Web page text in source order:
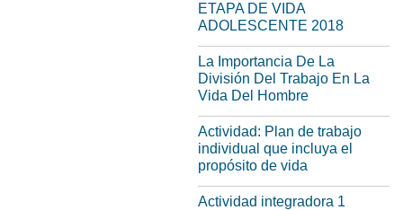
ETAPA DE VIDA
ADOLESCENTE 2018
La Importancia De La
División Del Trabajo En La
Vida Del Hombre
Actividad: Plan de trabajo
individual que incluya el
propósito de vida
Actividad integradora 1